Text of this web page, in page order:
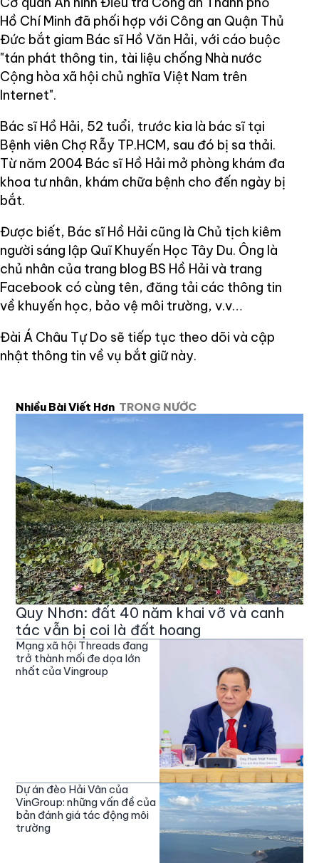
Hồ Chí Minh đã phối hợp với Công an Quận Thủ
Đức bắt giam Bác sĩ Hồ Văn Hải, với cáo buộc
"tán phát thông tin, tài liệu chống Nhà nước
Cộng hòa xã hội chủ nghĩa Việt Nam trên
Internet".
Bác sĩ Hồ Hải, 52 tuổi, trước kia là bác sĩ tại
Bệnh viên Chợ Rẫy TP.HCM, sau đó bị sa thải.
Từ năm 2004 Bác sĩ Hồ Hải mở phòng khám đa
khoa tư nhân, khám chữa bệnh cho đến ngày bị
bắt.
Được biết, Bác sĩ Hồ Hải cũng là Chủ tịch kiêm
người sáng lập Quĩ Khuyến Học Tây Du. Ông là
chủ nhân của trang blog BS Hồ Hải và trang
Facebook có cùng tên, đăng tải các thông tin
về khuyến học, bảo vệ môi trường, v.v…
Đài Á Châu Tự Do sẽ tiếp tục theo dõi và cập
nhật thông tin về vụ bắt giữ này.
Nhiều Bài Viết Hơn TRONG NƯỚC
Quy Nhơn: đất 40 năm khai vỡ và canh
tác vẫn bị coi là đất hoang
Mạng xã hội Threads đang
trở thành mối đe dọa lớn
nhất của Vingroup
Dự án đèo Hải Vân của
VinGroup: những vấn đề của
bản đánh giá tác động môi
trường